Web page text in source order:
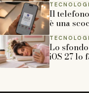
Il
è una
Lo
iOS 27 lo